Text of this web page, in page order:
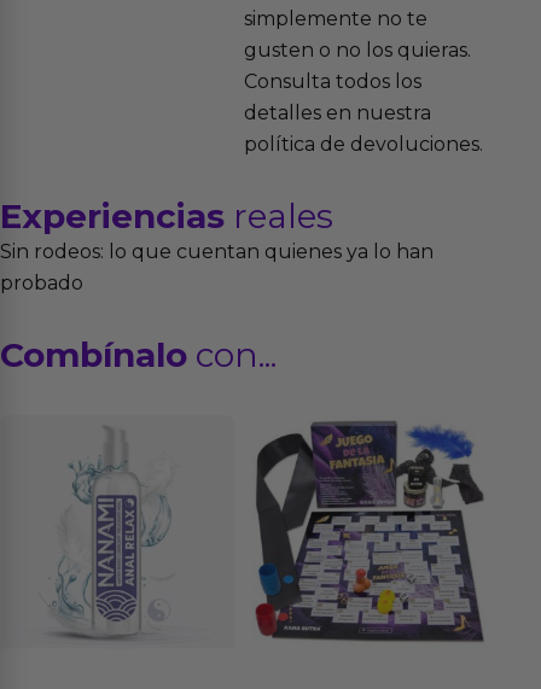
simplemente no te
gusten o no los quieras.
Consulta todos los
detalles en nuestra
política de devoluciones.
Experiencias reales
Sin rodeos: lo que cuentan quienes ya lo han
probado
Combínalo con...